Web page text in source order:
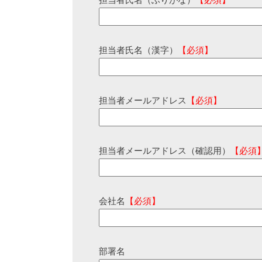
担当者氏名（漢字） 【必須】
担当者メールアドレス 【必須】
担当者メールアドレス（確認用） 【必須
会社名 【必須】
部署名